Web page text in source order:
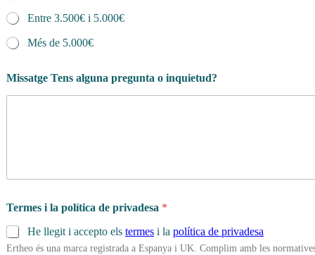
Entre 3.500€ i 5.000€
Més de 5.000€
Missatge Tens alguna pregunta o inquietud?
Termes i la política de privadesa *
He llegit i accepto els termes i la política de privadesa
Ertheo és una marca registrada a Espanya i UK. Complim amb les